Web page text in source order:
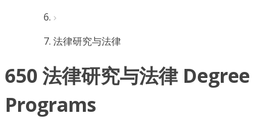
法律研究与法律
650 法律研究与法律 Degree
Programs